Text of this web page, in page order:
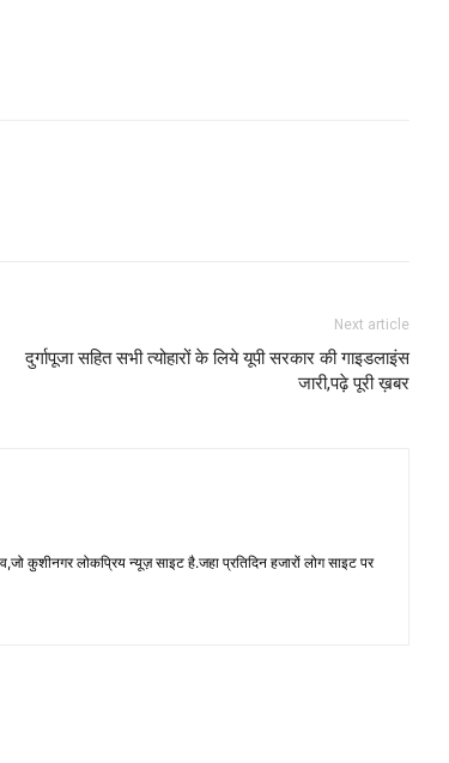
Next article
दुर्गापूजा सहित सभी त्योहारों के लिये यूपी सरकार की गाइडलाइंस
जारी,पढ़े पूरी ख़बर
कुशीनगर लोकप्रिय न्यूज़ साइट है.जहा प्रतिदिन हजारों लोग साइट पर